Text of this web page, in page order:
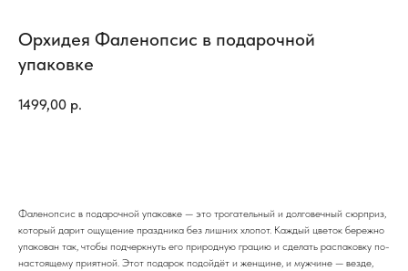
Орхидея Фаленопсис в подарочной
упаковке
1499,00 р.
Фаленопсис в подарочной упаковке — это трогательный и долговечный сюрприз,
который дарит ощущение праздника без лишних хлопот. Каждый цветок бережно
упакован так, чтобы подчеркнуть его природную грацию и сделать распаковку по-
настоящему приятной. Этот подарок подойдёт и женщине, и мужчине — везде,